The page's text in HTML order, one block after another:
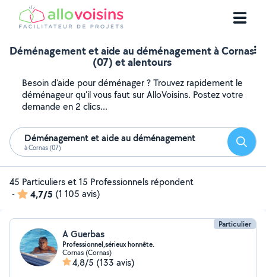
Déménagement et aide au déménagement à Cornas
(07) et alentours
Besoin d'aide pour déménager ? Trouvez rapidement le
déménageur qu'il vous faut sur AlloVoisins. Postez votre
demande en 2 clics...
Déménagement et aide au déménagement
à Cornas (07)
45 Particuliers et 15 Professionnels répondent
-
4,7/5 (1 105 avis)
Particulier
A Guerbas
Professionnel,sérieux honnête.
Cornas (Cornas)
4,8/5 (133 avis)